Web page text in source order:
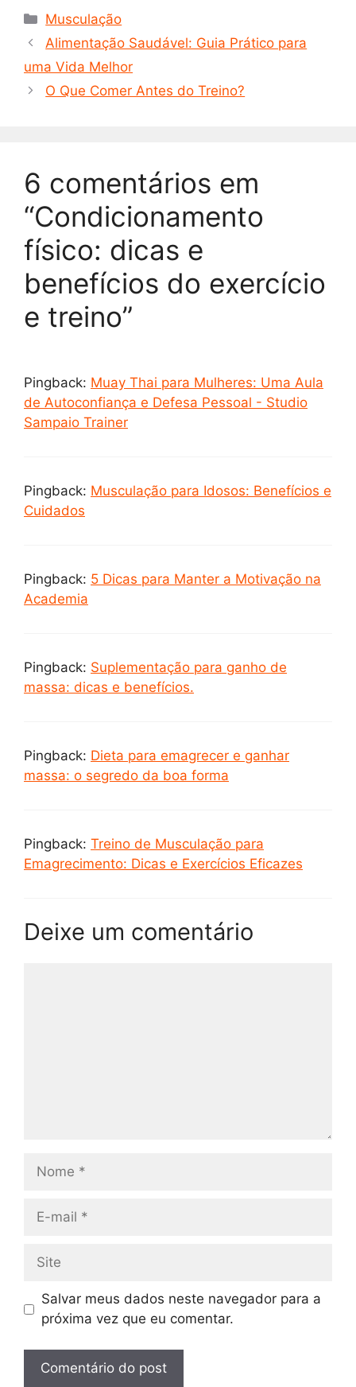
Categorias
Musculação
Alimentação Saudável: Guia Prático para
uma Vida Melhor
O Que Comer Antes do Treino?
6 comentários em
“Condicionamento
físico: dicas e
benefícios do exercício
e treino”
Pingback: Muay Thai para Mulheres: Uma Aula
de Autoconfiança e Defesa Pessoal - Studio
Sampaio Trainer
Pingback: Musculação para Idosos: Benefícios e
Cuidados
Pingback: 5 Dicas para Manter a Motivação na
Academia
Pingback: Suplementação para ganho de
massa: dicas e benefícios.
Pingback: Dieta para emagrecer e ganhar
massa: o segredo da boa forma
Pingback: Treino de Musculação para
Emagrecimento: Dicas e Exercícios Eficazes
Deixe um comentário
Nome
Site
Salvar meus dados neste navegador para a
próxima vez que eu comentar.